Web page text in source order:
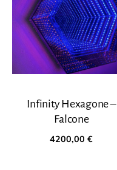
Infinity Hexagone –
Falcone
4200,00€